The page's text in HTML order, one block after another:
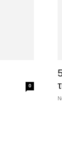
0